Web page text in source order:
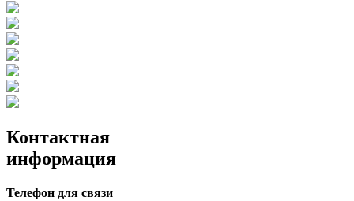
Контактная
информация
Телефон для связи